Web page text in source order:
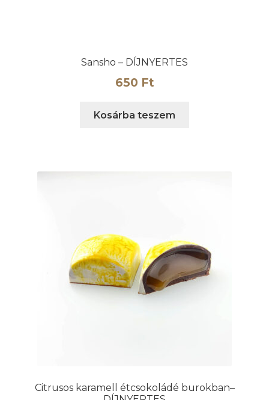
Sansho – DÍJNYERTES
650 Ft
Kosárba teszem
Citrusos karamell étcsokoládé burokban–